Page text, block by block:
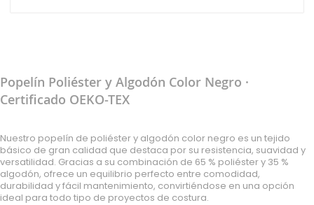
Popelín Poliéster y Algodón Color Negro ·
Certificado OEKO-TEX
Nuestro popelín de poliéster y algodón color negro es un tejido
básico de gran calidad que destaca por su resistencia, suavidad y
versatilidad. Gracias a su combinación de 65 % poliéster y 35 %
algodón, ofrece un equilibrio perfecto entre comodidad,
durabilidad y fácil mantenimiento, convirtiéndose en una opción
ideal para todo tipo de proyectos de costura.